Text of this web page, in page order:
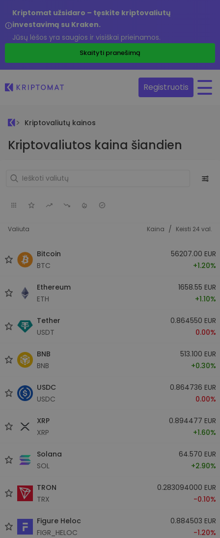
Kriptomat užsidaro – tęskite kriptovaliutų
investavimą su Kraken.
Jūsų lėšos yra saugios ir visiškai prieinamos.
Skaityti pranešimą
Registruotis
Kriptovaliutų kainos
Kriptovaliutos kaina šiandien
Valiuta Kaina / Keisti 24 val.
Bitcoin
BTC
56207.00 EUR
+1.20%
Ethereum
ETH
1658.55 EUR
+1.10%
Tether
USDT
0.864550 EUR
0.00%
BNB
BNB
513.100 EUR
+0.30%
USDC
USDC
0.864736 EUR
0.00%
XRP
XRP
0.894477 EUR
+1.60%
Solana
SOL
64.570 EUR
+2.90%
TRON
TRX
0.283094000 EUR
-0.10%
Figure Heloc
FIGR_HELOC
0.884503 EUR
-1.20%